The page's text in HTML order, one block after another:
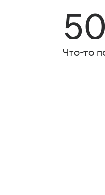
Что-то